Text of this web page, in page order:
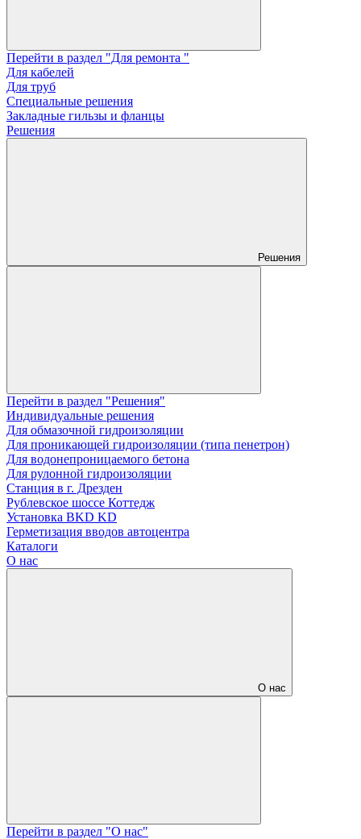
Перейти в раздел "Для ремонта "
Для кабелей
Для труб
Специальные решения
Закладные гильзы и фланцы
Решения
Решения
Перейти в раздел "Решения"
Индивидуальные решения
Для обмазочной гидроизоляции
Для проникающей гидроизоляции (типа пенетрон)
Для водонепроницаемого бетона
Для рулонной гидроизоляции
Станция в г. Дрезден
Рублевское шоссе Коттедж
Установка BKD KD
Герметизация вводов автоцентра
Каталоги
О нас
О нас
Перейти в раздел "О нас"